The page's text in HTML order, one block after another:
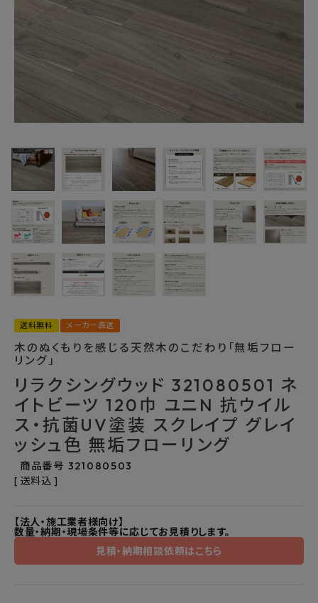
最近チェックした商品
抗菌UV塗装 グレ
イッシュ色 スクレ
イプ 120巾 ユニN
321080503 無垢
フローリング
(税込)
FAX注文はこちらから
カテゴリーから選ぶ
メーカーから選ぶ
よくあるご質問
お問い合わせ
メルマガ登録
特定商取引法について
送料無料 メーカー直送
木のぬくもりを感じる天然木のこだわり「無垢フロー
リング」
リラクシングウッド 321080501 ネ
イトビーツ 120巾 ユニN 抗ウイル
ス・抗菌UV塗装 スクレイプ グレイ
ッシュ色 無垢フローリング
商品番号 321080503
送料込
【法人・施工業者様向け】
数量・納期・現場条件等に応じてお見積りします。
見積・納期相談依頼はこちら